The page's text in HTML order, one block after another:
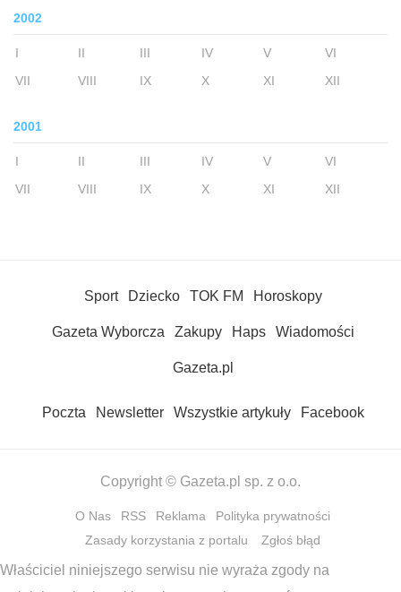
2002
I II III IV V
VI
VII
VIII IX X XI XII
2001
I II III IV V
VI
VII
VIII IX X XI XII
Sport Dziecko TOK FM Horoskopy
Gazeta Wyborcza Zakupy Haps Wiadomości
Gazeta.pl
Poczta Newsletter Wszystkie artykuły Facebook
Copyright © Gazeta.pl sp. z o.o.
O Nas RSS Reklama
Polityka prywatności
Zasady korzystania z portalu
Zgłoś błąd
Właściciel niniejszego serwisu nie wyraża zgody na